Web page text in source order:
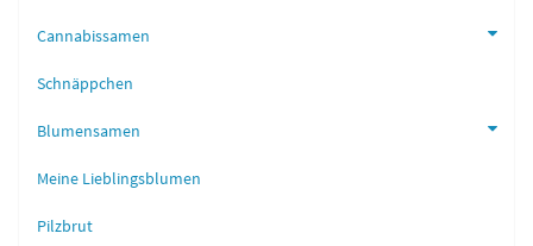
Cannabissamen
Schnäppchen
Blumensamen
Meine Lieblingsblumen
Pilzbrut